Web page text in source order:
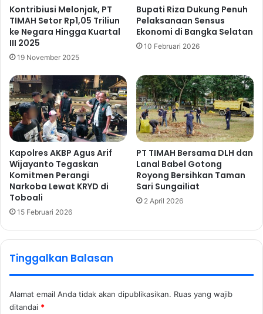
Kontribiusi Melonjak, PT
TIMAH Setor Rp1,05 Triliun
ke Negara Hingga Kuartal
III 2025
19 November 2025
Bupati Riza Dukung Penuh
Pelaksanaan Sensus
Ekonomi di Bangka Selatan
10 Februari 2026
Kapolres AKBP Agus Arif
Wijayanto Tegaskan
Komitmen Perangi
Narkoba Lewat KRYD di
Toboali
15 Februari 2026
PT TIMAH Bersama DLH dan
Lanal Babel Gotong
Royong Bersihkan Taman
Sari Sungailiat
2 April 2026
Tinggalkan Balasan
Alamat email Anda tidak akan dipublikasikan. Ruas yang wajib
ditandai *